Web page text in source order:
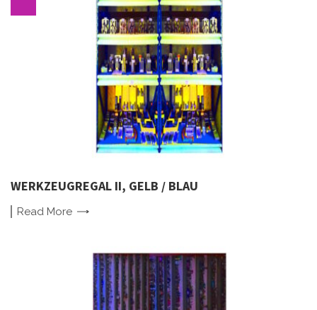
WERKZEUGREGAL II, GELB / BLAU
Read More